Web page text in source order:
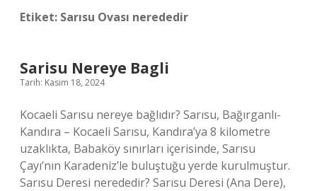
Etiket: Sarısu Ovası nerededir
Sarisu Nereye Bagli
Tarih: Kasım 18, 2024
Kocaeli Sarısu nereye bağlıdır? Sarısu, Bağırganlı-
Kandıra – Kocaeli Sarısu, Kandıra’ya 8 kilometre
uzaklıkta, Babaköy sınırları içerisinde, Sarısu
Çayı’nın Karadeniz’le buluştuğu yerde kurulmuştur.
Sarısu Deresi nerededir? Sarısu Deresi (Ana Dere),